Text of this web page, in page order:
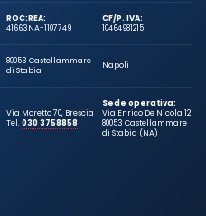
ROC:
41663
REA:
NA-1107749
CF/P. IVA:
10464981215
80053 Castellammare
di Stabia
Napoli
Via Moretto 70, Brescia
Tel.030 3758858
Sede operativa:
Via Enrico De Nicola 12
80053 Castellammare
di Stabia (NA)